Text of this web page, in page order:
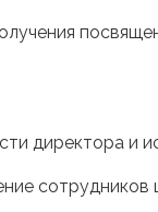
директора и